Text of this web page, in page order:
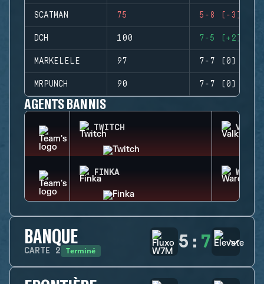
SCATMAN 75 5-8 (-3)
DCH 100 7-5 (+2)
MARKELELE 97 7-7 (0)
MRPUNCH 90 7-7 (0)
AGENTS BANNIS
TWITCH
FINKA
BANQUE
CARTE 2 Terminé 5 : 7